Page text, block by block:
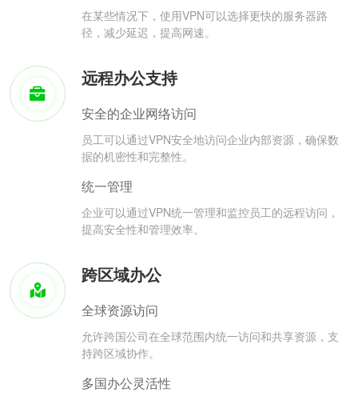
在某些情况下，使用VPN可以选择更快的服务器路
径，减少延迟，提高网速。
远程办公支持
安全的企业网络访问
员工可以通过VPN安全地访问企业内部资源，确保数
据的机密性和完整性。
统一管理
企业可以通过VPN统一管理和监控员工的远程访问，
提高安全性和管理效率。
跨区域办公
全球资源访问
允许跨国公司在全球范围内统一访问和共享资源，支
持跨区域协作。
多国办公灵活性